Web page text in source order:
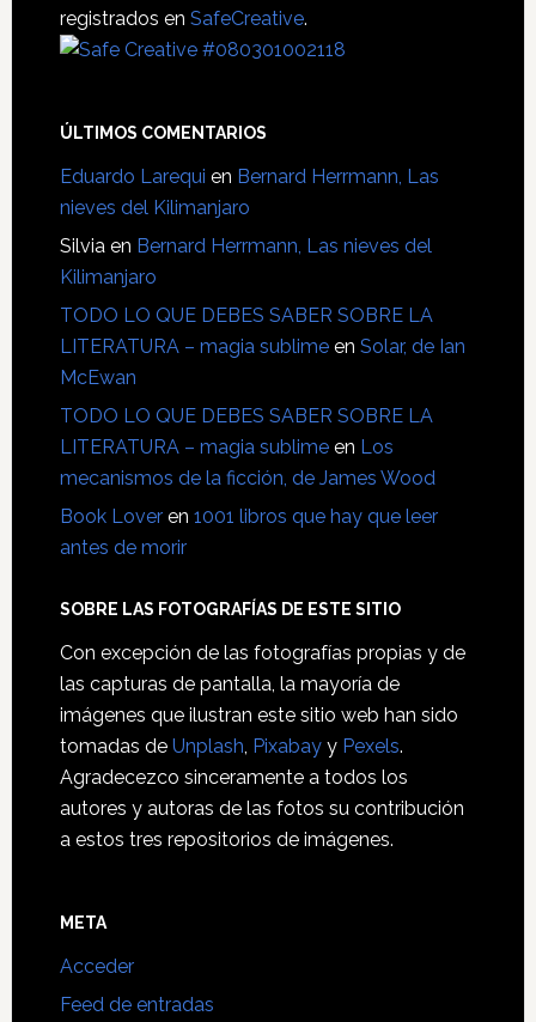
registrados en SafeCreative.
ÚLTIMOS COMENTARIOS
Eduardo Larequi en Bernard Herrmann, Las
nieves del Kilimanjaro
Silviaen Bernard Herrmann, Las nieves del
Kilimanjaro
TODO LO QUE DEBES SABER SOBRE LA
LITERATURA – magia sublimeen Solar, de Ian
McEwan
TODO LO QUE DEBES SABER SOBRE LA
LITERATURA – magia sublimeen Los
mecanismos de la ficción, de James Wood
Book Loveren 1001 libros que hay que leer
antes de morir
SOBRE LAS FOTOGRAFÍAS DE ESTE SITIO
Con excepción de las fotografías propias y de
las capturas de pantalla, la mayoría de
imágenes que ilustran este sitio web han sido
tomadas de Unplash, Pixabayy Pexels.
Agradecezco sinceramente a todos los
autores y autoras de las fotos su contribución
a estos tres repositorios de imágenes.
META
Acceder
Feed de entradas